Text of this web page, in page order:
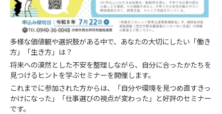
多様な価値観や選択肢がある中で、あなたの大切にしたい「働き
方」「生き方」は？
将来への漠然とした不安を整理しながら、自分に合ったかたちを
見つけるヒントを学ぶセミナーを開催します。
これまでに参加された方からは、「自分や環境を見つめ直すきっ
かけになった」「仕事選びの視点が変わった」と好評のセミナー
です。